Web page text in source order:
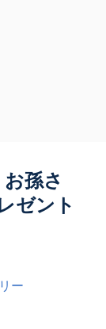
孫さ
ゼント
ー